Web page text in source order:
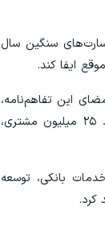
سنگین سال
ایفا کند.
این تفاهم‌نامه،
گفت: بانک کشاورزی با حدود ۱۶۵۰ شعبه، نزدیک به ۹۵۰ همت منابع و حدود ۲۵ میلیون مشتری،
بانکی، توسعه
کرد.